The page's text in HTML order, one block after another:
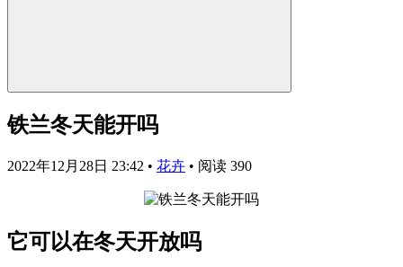
铁兰冬天能开吗
2022年12月28日 23:42 • 花卉 • 阅读 390
它可以在冬天开放吗